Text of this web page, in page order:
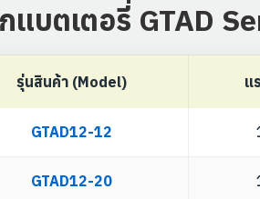
แบตเตอรี่ GTAD
รุ่นสินค้า (Model) แ
GTAD12-12
GTAD12-20